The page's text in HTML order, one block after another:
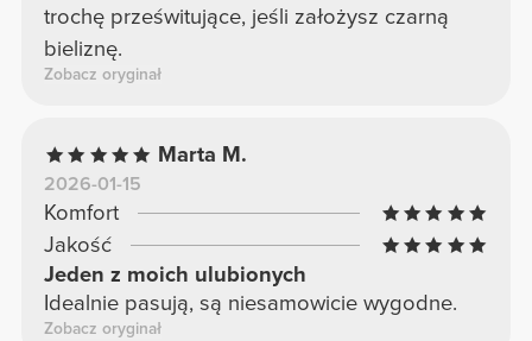
trochę prześwitujące, jeśli założysz czarną
bieliznę.
Zobacz oryginał
Marta M.
2026-01-15
Komfort
Jakość
Jeden z moich ulubionych
Idealnie pasują, są niesamowicie wygodne.
Zobacz oryginał